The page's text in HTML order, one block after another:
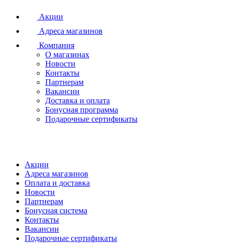
Акции
Адреса магазинов
Компания
О магазинах
Новости
Контакты
Партнерам
Вакансии
Доставка и оплата
Бонусная программа
Подарочные сертификаты
Акции
Адреса магазинов
Оплата и доставка
Новости
Партнерам
Бонусная система
Контакты
Вакансии
Подарочные сертификаты